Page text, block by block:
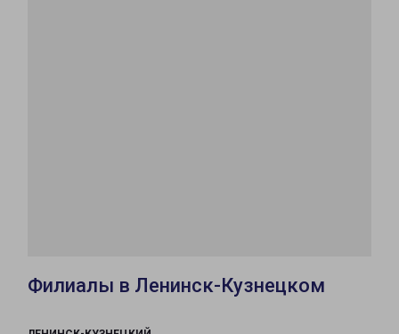
Филиалы в Ленинск-Кузнецком